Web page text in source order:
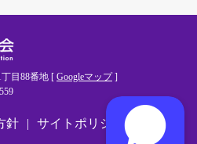
目88番地 [ Googleマップ]
針 サイトポリシー